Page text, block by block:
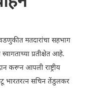
मतदारांचा सहभाग
प्रतीक्षेत आहे.
करून आपली राष्ट्रीय
भारतरत्न सचिन तेंडुलकर